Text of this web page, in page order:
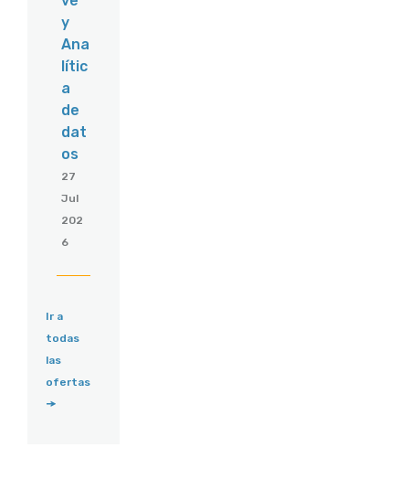
y
Ana
lític
a
de
dat
os
27
Jul
202
6
Ir a
todas
las
ofertas